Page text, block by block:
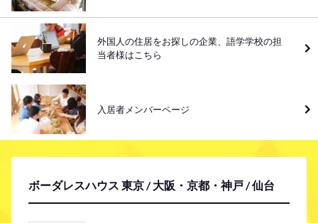
ボーダレスハウス 東京 / 大阪・京都・神戸 / 仙台
外国人の住居をお探しの企業、語学学校の担
当者様はこちら
入居者メンバーページ